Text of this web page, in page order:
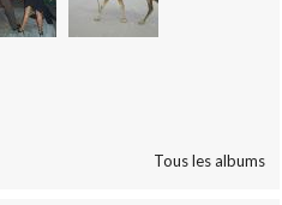
Tous les albums